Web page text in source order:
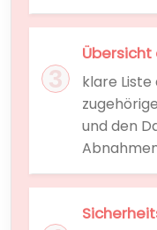
Übersicht
klare
und den